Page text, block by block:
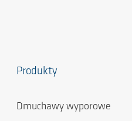
Produkty
Dmuchawy wyporowe